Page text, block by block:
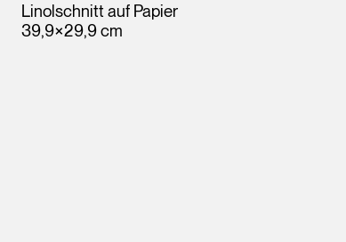
Linolschnitt auf Papier
39,9×29,9 cm